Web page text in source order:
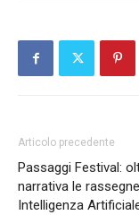
Articolo precedente
Passaggi Festival:
narrativa le
Intelligenza